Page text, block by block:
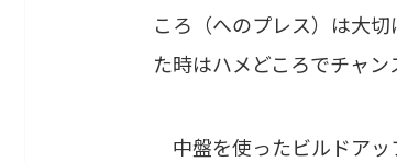
ころ（へのプレス）は大
た時はハメどころでチャン
中盤を使ったビルドアッ